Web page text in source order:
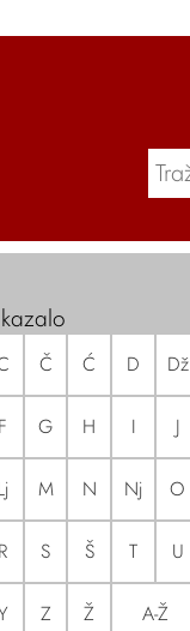
Č Ć D Dž
F G H I J
M N Nj O
R S Š T U
Z Ž A-Ž